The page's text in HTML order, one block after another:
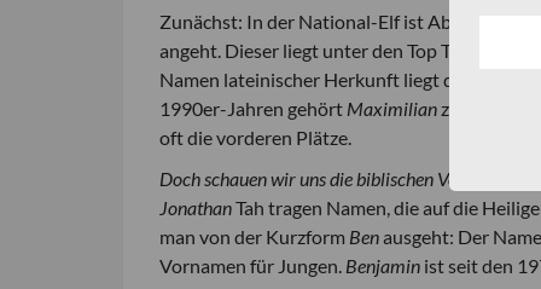
Zunächst: In der National-Elf ist Abwehrspieler
angeht. Dieser liegt unter den Top Ten der
Namen lateinischer Herkunft liegt der
1990er-Jahren gehört Maximilianzu den
oft die vorderen Plätze.
Doch schauen wir uns die biblischen Vornamen
JonathanTah tragen Namen, die auf die
man von der Kurzform Benausgeht: Der
Vornamen für Jungen. Benjamin ist seit den